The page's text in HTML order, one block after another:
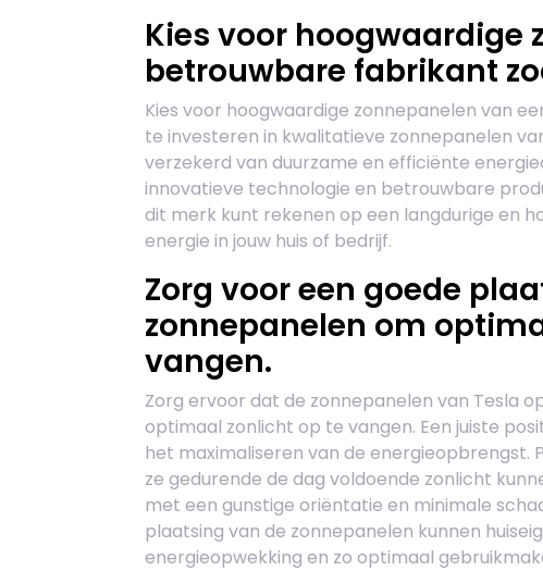
Kies voor hoogwaardige
betrouwbare fabrikant
Kies voor hoogwaardige zonnepanelen van
te investeren in kwalitatieve zonnepanelen
verzekerd van duurzame en efficiënte
innovatieve technologie en betrouwbare
dit merk kunt rekenen op een langdurige en
energie in jouw huis of bedrijf.
Zorg voor een goede
zonnepanelen om
vangen.
Zorg ervoor dat de zonnepanelen van Tesla
optimaal zonlicht op te vangen. Een juiste
het maximaliseren van de energieopbrengst.
ze gedurende de dag voldoende zonlicht
met een gunstige oriëntatie en minimale
plaatsing van de zonnepanelen kunnen
energieopwekking en zo optimaal